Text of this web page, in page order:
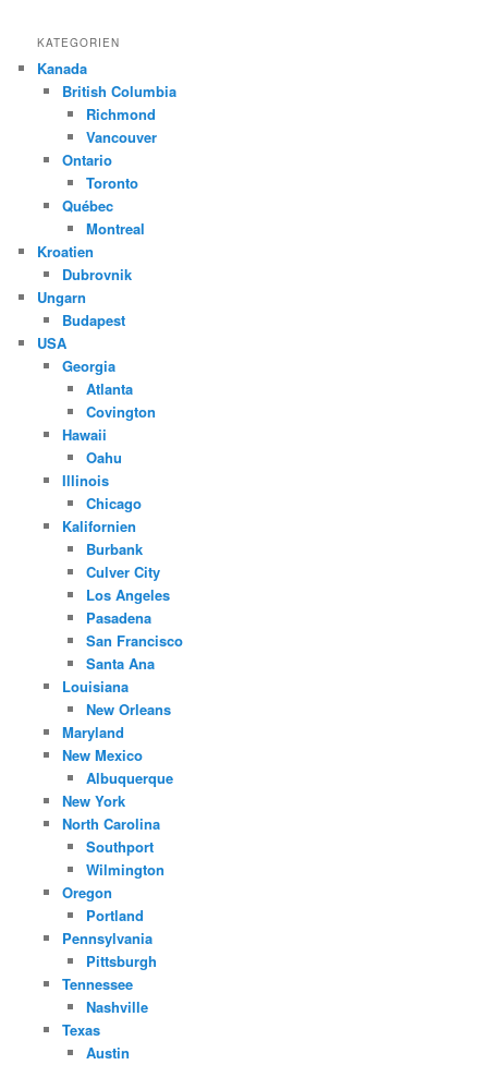
KATEGORIEN
Kanada
British Columbia
Richmond
Vancouver
Ontario
Toronto
Québec
Montreal
Kroatien
Dubrovnik
Ungarn
Budapest
USA
Georgia
Atlanta
Covington
Hawaii
Oahu
Illinois
Chicago
Kalifornien
Burbank
Culver City
Los Angeles
Pasadena
San Francisco
Santa Ana
Louisiana
New Orleans
Maryland
New Mexico
Albuquerque
New York
North Carolina
Southport
Wilmington
Oregon
Portland
Pennsylvania
Pittsburgh
Tennessee
Nashville
Texas
Austin